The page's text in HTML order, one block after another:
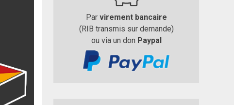
Par virement bancaire
(RIB transmis sur demande)
ou via un don Paypal